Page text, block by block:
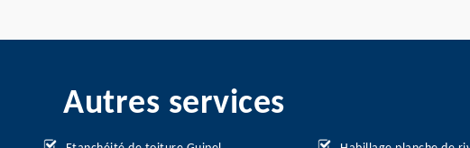
Autres services